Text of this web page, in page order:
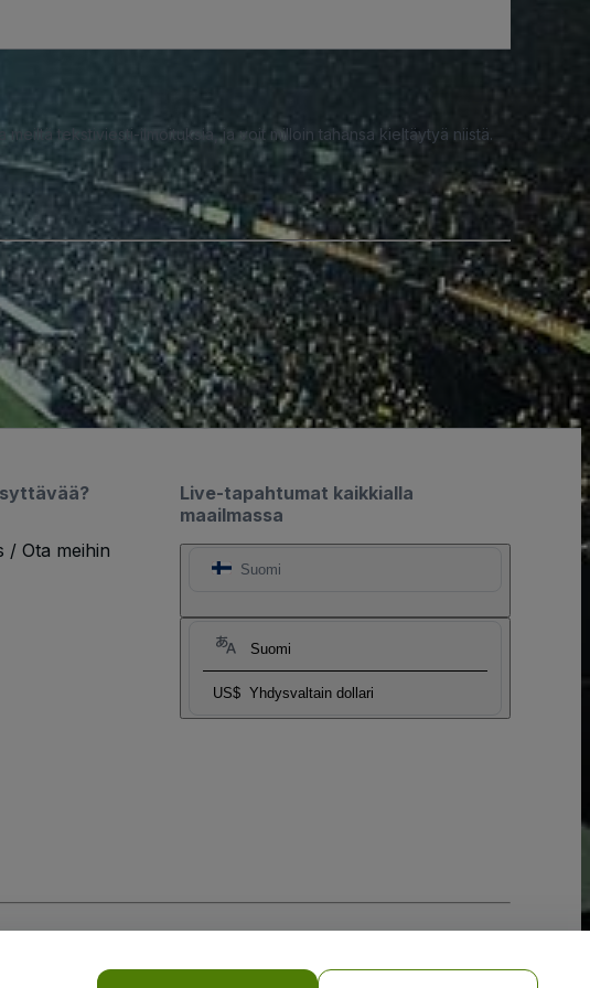
meiltä tekstiviesti-ilmoituksia, ja voit milloin tahansa kieltäytyä niistä.
Live-tapahtumat kaikkialla
maailmassa
Suomi
Suomi
US$ Yhdysvaltain dollari
/ Ota meihin